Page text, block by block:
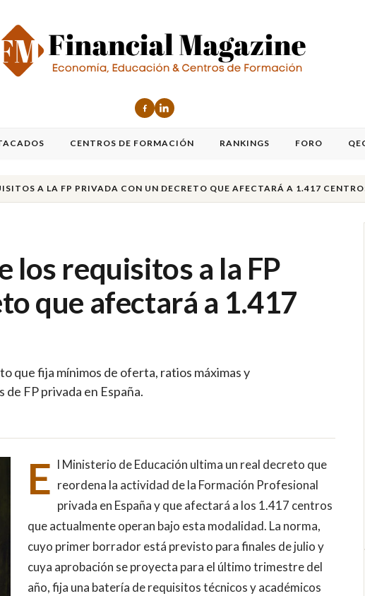
CENTROS DE FORMACIÓN RANKINGS FORO
A LA FP PRIVADA CON UN DECRETO QUE AFECTARÁ A 1.417
los requisitos a la FP
que afectará a 1.417
que fija mínimos de oferta, ratios máximas y
FP privada en España.
E l Ministerio de Educación ultima un real decreto que
reordena la actividad de la Formación Profesional
privada en España y que afectará a los 1.417 centros
que actualmente operan bajo esta modalidad. La norma,
cuyo primer borrador está previsto para finales de julio y
cuya aprobación se proyecta para el último trimestre del
año, fija una batería de requisitos técnicos y académicos